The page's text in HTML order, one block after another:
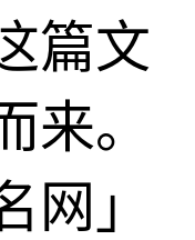
篇文
来。
网」